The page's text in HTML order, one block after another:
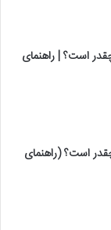
است؟ | راهنمای
است؟ (راهنمای